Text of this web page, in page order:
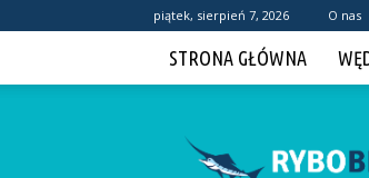
piątek, sierpień 7, 2026 O nas
STRONA GŁÓWNA